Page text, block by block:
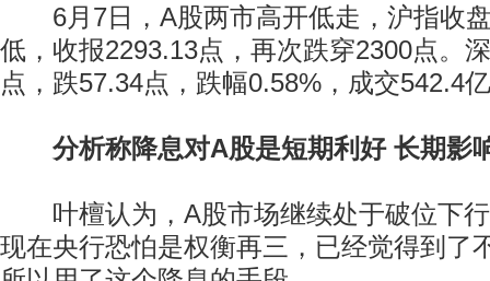
6月7日，A股两市高开低走，沪指收盘
低，收报2293.13点，再次跌穿2300点。
点，跌57.34点，跌幅0.58%，成交542.4
分析称降息对A股是短期利好 长期影
叶檀认为，A股市场继续处于破位下行
现在央行恐怕是权衡再三，已经觉得到了